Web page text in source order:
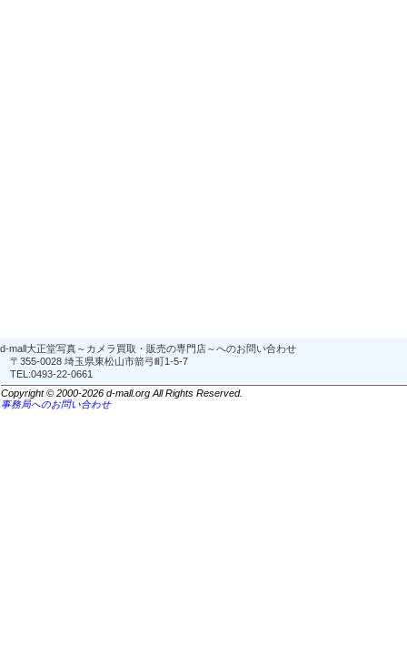
d-mall大正堂写真～カメラ買取・販売の専門店～へのお問い合わせ
〒355-0028 埼玉県東松山市箭弓町1-5-7
TEL:0493-22-0661
Copyright © 2000-2026 d-mall.org All Rights Reserved.
事務局へのお問い合わせ